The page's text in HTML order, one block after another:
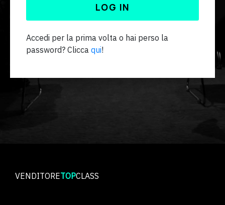
LOG IN
Accedi per la prima volta o hai perso la
password? Clicca qui!
VENDITORETOPCLASS